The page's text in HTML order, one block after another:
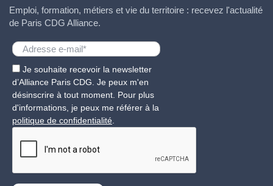
Emploi, formation, métiers et vie du territoire : recevez l'actualité
de Paris CDG Alliance.
Je souhaite recevoir la newsletter
d’Alliance Paris CDG. Je peux m'en
désinscrire à tout moment. Pour plus
d'informations, je peux me référer à la
politique de confidentialité